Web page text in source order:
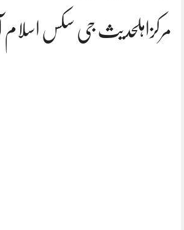
مرکزاہلحدیث جی سکس اسلام